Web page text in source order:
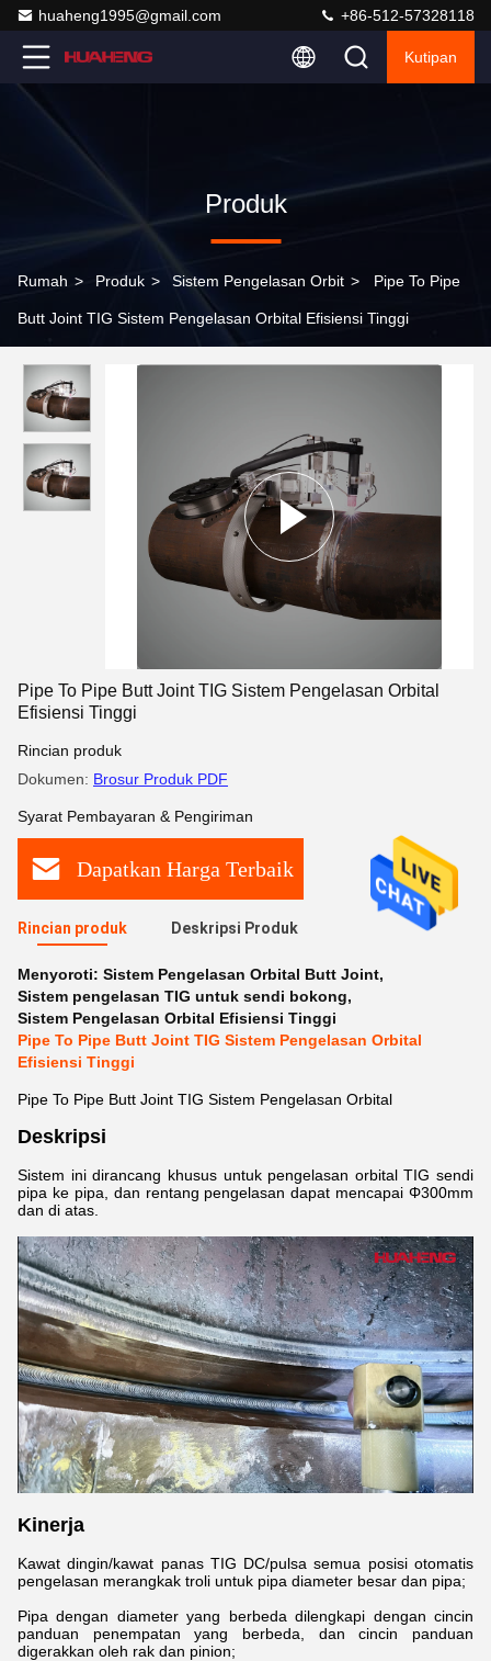
huaheng1995@gmail.com +86-512-57328118
Kutipan
Produk
Rumah > Produk > Sistem Pengelasan Orbit > Pipe To Pipe
Butt Joint TIG Sistem Pengelasan Orbital Efisiensi Tinggi
Pipe To Pipe Butt Joint TIG Sistem Pengelasan Orbital
Efisiensi Tinggi
Rincian produk
Dokumen: Brosur Produk PDF
Syarat Pembayaran & Pengiriman
Dapatkan Harga Terbaik
Rincian produk Deskripsi Produk
Menyoroti: Sistem Pengelasan Orbital Butt Joint,
Sistem pengelasan TIG untuk sendi bokong,
Sistem Pengelasan Orbital Efisiensi Tinggi
Pipe To Pipe Butt Joint TIG Sistem Pengelasan Orbital
Efisiensi Tinggi
Pipe To Pipe Butt Joint TIG Sistem Pengelasan Orbital
Deskripsi
Sistem ini dirancang khusus untuk pengelasan orbital TIG sendi
pipa ke pipa, dan rentang pengelasan dapat mencapai Φ300mm
dan di atas.
Kinerja
Kawat dingin/kawat panas TIG DC/pulsa semua posisi otomatis
pengelasan merangkak troli untuk pipa diameter besar dan pipa;
Pipa dengan diameter yang berbeda dilengkapi dengan cincin
panduan penempatan yang berbeda, dan cincin panduan
digerakkan oleh rak dan pinion;